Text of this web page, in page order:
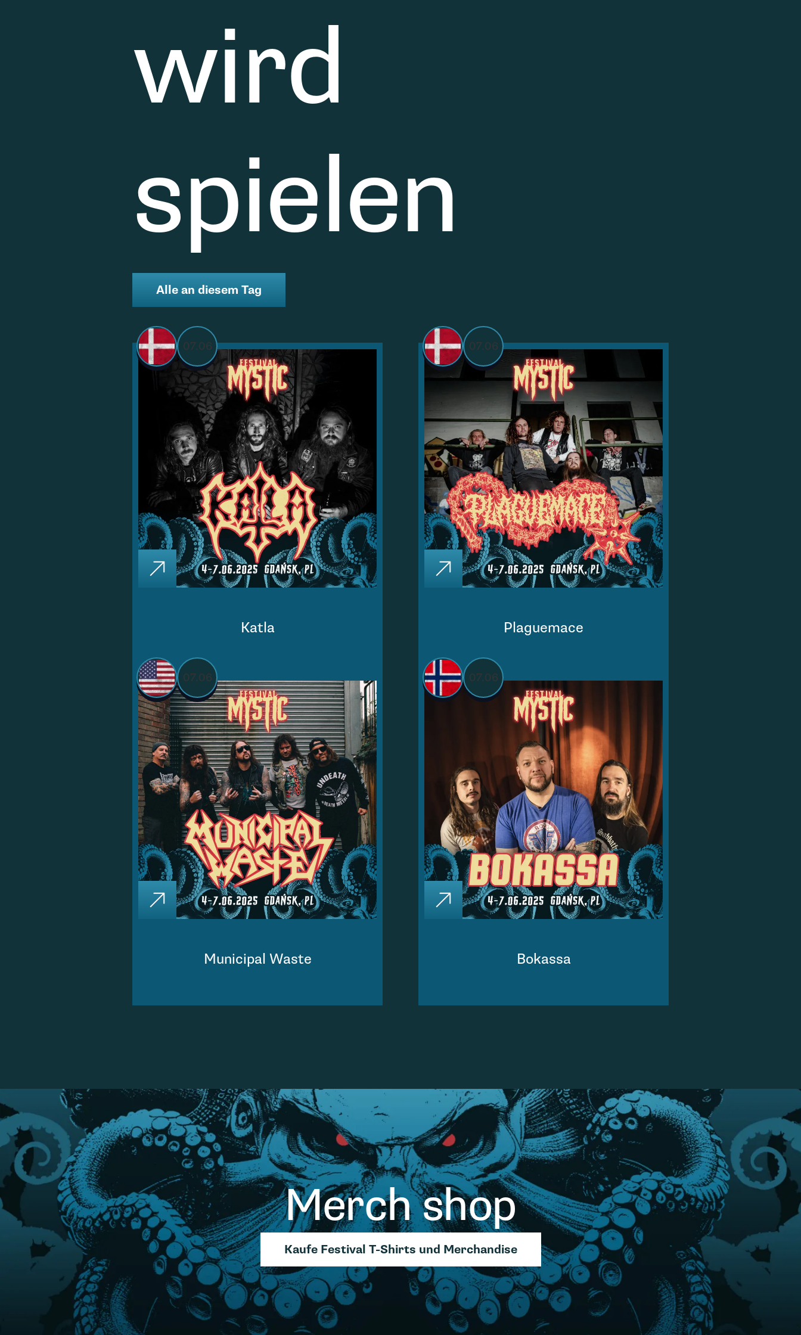
wird
spielen
Alle an diesem Tag
07.06
Katla
07.06
Plaguemace
07.06
Municipal Waste
07.06
Bokassa
Merch shop
Kaufe Festival T-Shirts und Merchandise